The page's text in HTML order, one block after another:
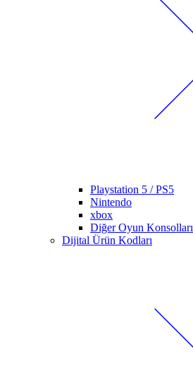
Playstation 5 / PS5
Nintendo
xbox
Diğer Oyun Konsolları
Dijital Ürün Kodları